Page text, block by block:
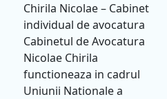
Chirila Nicolae – Cabinet
individual de avocatura
Cabinetul de Avocatura
Nicolae Chirila
functioneaza in cadrul
Uniunii Nationale a